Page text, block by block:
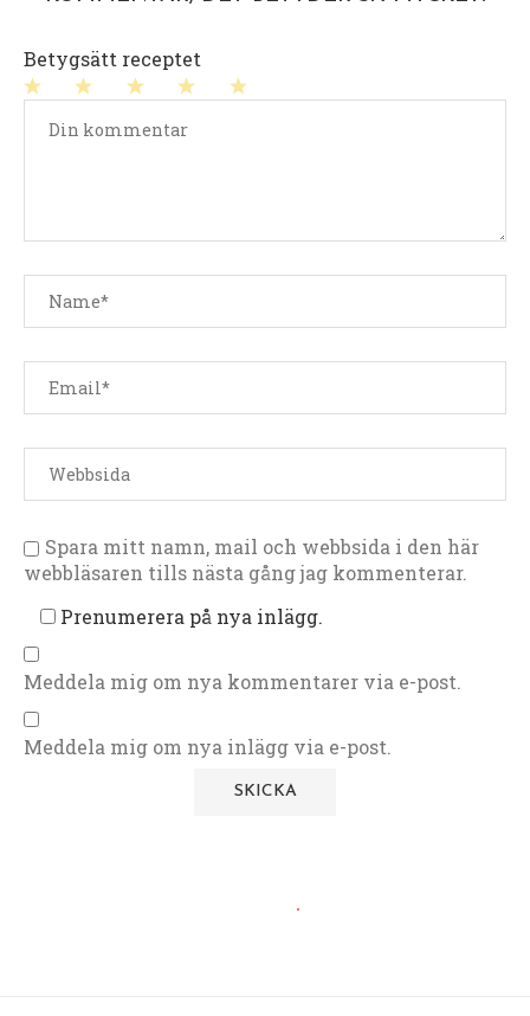
Betygsätt receptet
stjärnor
stjärnor
stjärnor
stjärna
Spara mitt namn, mail och webbsida i den här
webbläsaren tills nästa gång jag kommenterar.
Prenumerera på nya inlägg.
Meddela mig om nya kommentarer via e-post.
Meddela mig om nya inlägg via e-post.